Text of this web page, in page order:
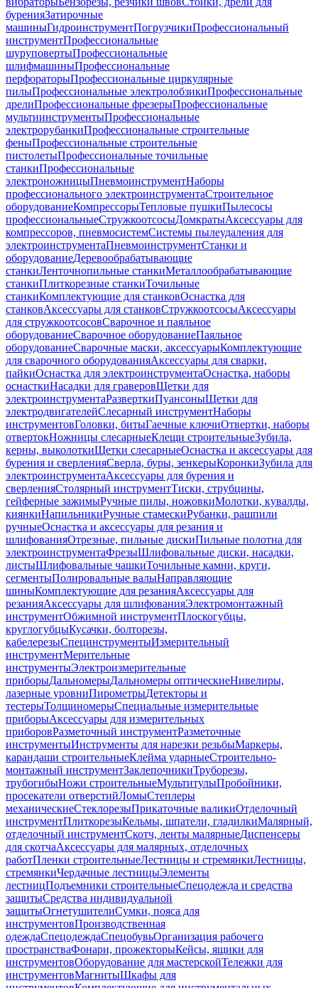
буренияЗатирочные
машиныГидроинструментПогрузчикиПрофессиональный
инструментПрофессиональные
шуруповертыПрофессиональные
шлифмашиныПрофессиональные
перфораторыПрофессиональные циркулярные
пилыПрофессиональные электролобзикиПрофессиональные
дрелиПрофессиональные фрезерыПрофессиональные
мультиинструментыПрофессиональные
электрорубанкиПрофессиональные строительные
феныПрофессиональные строительные
пистолетыПрофессиональные точильные
станкиПрофессиональные
электроножницыПневмоинструментНаборы
профессионального электроинструментаСтроительное
оборудованиеКомпрессорыТепловые пушкиПылесосы
профессиональныеСтружкоотсосыДомкратыАксессуары для
компрессоров, пневмосистемСистемы пылеудаления для
электроинструментаПневмоинструментСтанки и
оборудованиеДеревообрабатывающие
станкиЛенточнопильные станкиМеталлообрабатывающие
станкиПлиткорезные станкиТочильные
станкиКомплектующие для станковОснастка для
станковАксессуары для станковСтружкоотсосыАксессуары
для стружкоотсосовСварочное и паяльное
оборудованиеСварочное оборудованиеПаяльное
оборудованиеСварочные маски, аксессуарыКомплектующие
для сварочного оборудованияАксессуары для сварки,
пайкиОснастка для электроинструментаОснастка, наборы
оснасткиНасадки для граверовЩетки для
электроинструментаРазверткиПуансоныЩетки для
электродвигателейСлесарный инструментНаборы
инструментовГоловки, битыГаечные ключиОтвертки, наборы
отвертокНожницы слесарныеКлещи строительныеЗубила,
керны, выколоткиЩетки слесарныеОснастка и аксессуары для
бурения и сверленияСверла, буры, зенкерыКоронкиЗубила для
электроинструментаАксессуары для бурения и
сверленияСтолярный инструментТиски, струбцины,
гейферные зажимыРучные пилы, ножовкиМолотки, кувалды,
киянкиНапильникиРучные стамескиРубанки, рашпили
ручныеОснастка и аксессуары для резания и
шлифованияОтрезные, пильные дискиПильные полотна для
электроинструментаФрезыШлифовальные диски, насадки,
листыШлифовальные чашкиТочильные камни, круги,
сегментыПолировальные валыНаправляющие
шиныКомплектующие для резанияАксессуары для
резанияАксессуары для шлифованияЭлектромонтажный
инструментОбжимной инструментПлоскогубцы,
круглогубцыКусачки, болторезы,
кабелерезыСпецинструментыИзмерительный
инструментМерительные
инструментыЭлектроизмерительные
приборыДальномерыДальномеры оптическиеНивелиры,
лазерные уровниПирометрыДетекторы и
тестерыТолщиномерыСпециальные измерительные
приборыАксессуары для измерительных
приборовРазметочный инструментРазметочные
инструментыИнструменты для нарезки резьбыМаркеры,
карандаши строительныеКлейма ударныеСтроительно-
монтажный инструментЗаклепочникиТруборезы,
трубогибыНожи строительныеМультитулыПробойники,
просекатели отверстийЛомыСтеплеры
механическиеСтеклорезыПрикаточные валикиОтделочный
инструментПлиткорезыКельмы, шпатели, гладилкиМалярный,
отделочный инструментСкотч, ленты малярныеДиспенсеры
для скотчаАксессуары для малярных, отделочных
работПленки строительныеЛестницы и стремянкиЛестницы,
стремянкиЧердачные лестницыЭлементы
лестницПодъемники строительныеСпецодежда и средства
защитыСредства индивидуальной
защитыОгнетушителиСумки, пояса для
инструментовПроизводственная
одеждаСпецодеждаСпецобувьОрганизация рабочего
пространстваФонари, прожекторыКейсы, ящики для
инструментовОборудование для мастерскойТележки для
инструментовМагнитыШкафы для